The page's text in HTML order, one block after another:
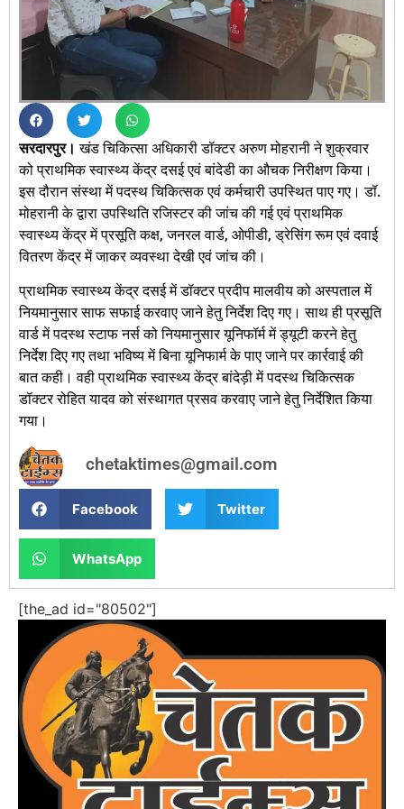
सरदारपुर।खंड चिकित्सा अधिकारी डॉक्टर अरुण मोहरानी ने शुक्रवार
को प्राथमिक स्वास्थ्य केंद्र दसई एवं बांदेडी का औचक निरीक्षण किया।
इस दौरान संस्था में पदस्थ चिकित्सक एवं कर्मचारी उपस्थित पाए गए। डॉ.
मोहरानी के द्वारा उपस्थिति रजिस्टर की जांच की गई एवं प्राथमिक
स्वास्थ्य केंद्र में प्रसूति कक्ष, जनरल वार्ड, ओपीडी, ड्रेसिंग रूम एवं दवाई
वितरण केंद्र में जाकर व्यवस्था देखी एवं जांच की।
प्राथमिक स्वास्थ्य केंद्र दसई में डॉक्टर प्रदीप मालवीय को अस्पताल में
नियमानुसार साफ सफाई करवाए जाने हेतु निर्देश दिए गए। साथ ही प्रसूति
वार्ड में पदस्थ स्टाफ नर्स को नियमानुसार यूनिफॉर्म में ड्यूटी करने हेतु
निर्देश दिए गए तथा भविष्य में बिना यूनिफार्म के पाए जाने पर कार्रवाई की
बात कही। वही प्राथमिक स्वास्थ्य केंद्र बांदेड़ी में पदस्थ चिकित्सक
डॉक्टर रोहित यादव को संस्थागत प्रसव करवाए जाने हेतु निर्देशित किया
गया।
chetaktimes@gmail.com
Facebook Twitter
WhatsApp
[the_ad id="80502"]